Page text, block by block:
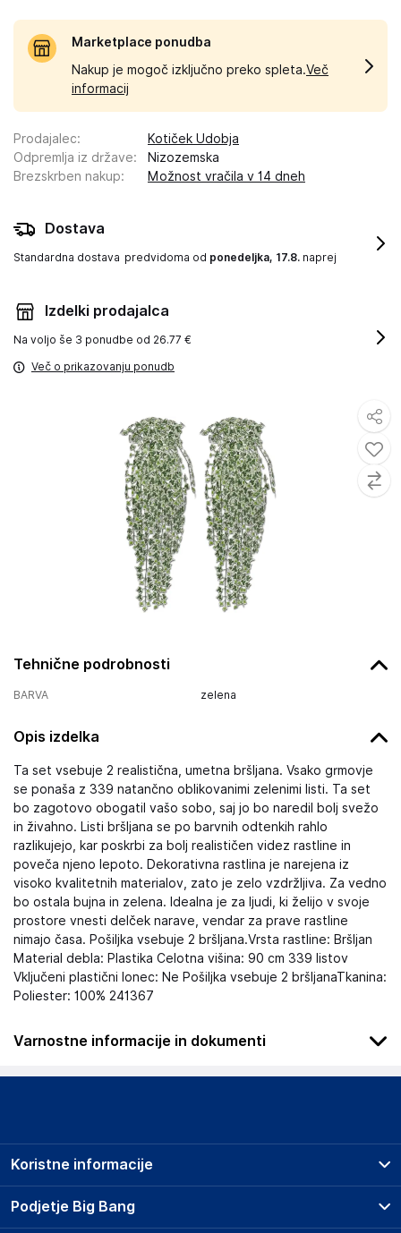
Tehnične podrobnosti
BARVA zelena
Opis izdelka
Ta set vsebuje 2 realistična, umetna bršljana. Vsako grmovje
se ponaša z 339 natančno oblikovanimi zelenimi listi. Ta set
bo zagotovo obogatil vašo sobo, saj jo bo naredil bolj svežo
in živahno. Listi bršljana se po barvnih odtenkih rahlo
razlikujejo, kar poskrbi za bolj realističen videz rastline in
poveča njeno lepoto. Dekorativna rastlina je narejena iz
visoko kvalitetnih materialov, zato je zelo vzdržljiva. Za vedno
bo ostala bujna in zelena. Idealna je za ljudi, ki želijo v svoje
prostore vnesti delček narave, vendar za prave rastline
nimajo časa. Pošiljka vsebuje 2 bršljana.Vrsta rastline: Bršljan
Material debla: Plastika Celotna višina: 90 cm 339 listov
Vključeni plastični lonec: Ne Pošiljka vsebuje 2 bršljanaTkanina:
Poliester: 100% 241367
Varnostne informacije in dokumenti
Podatki o proizvajalcu
vidaXL
The Netherlands
Marketplace ponudba
Nakup je mogoč izključno preko spleta.Več
informacij
Prodajalec:
Kotiček Udobja
Odpremlja iz države:
Nizozemska
Brezskrben nakup: Možnost vračila v 14 dneh
Dostava
Standardna dostava predvidoma od ponedeljka, 17.8. naprej
Izdelki prodajalca
Na voljo še 3 ponudbe od 26.77 €
Več o prikazovanju ponudb
Podjetje Big Bang
Koristne informacije
Prodajna mesta